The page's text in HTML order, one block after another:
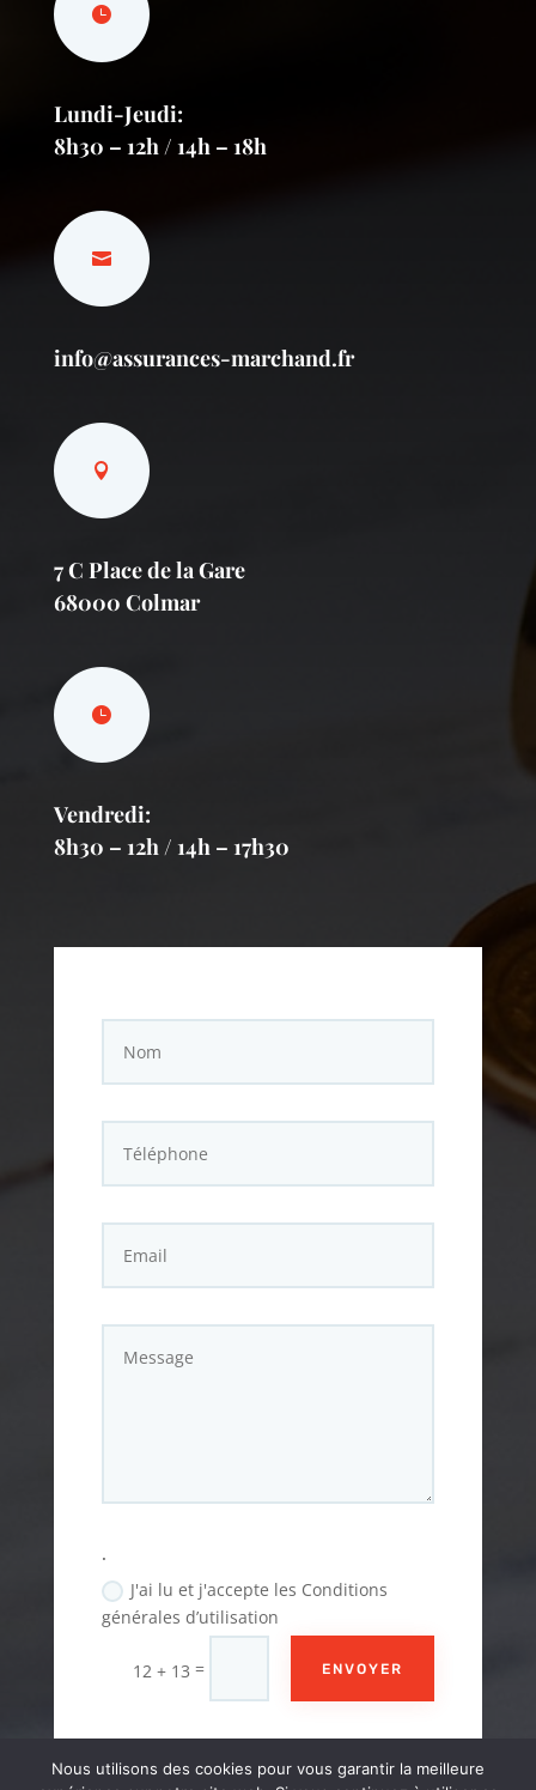
Lundi-Jeudi:
8h30 – 12h / 14h – 18h
info@assurances-marchand.fr
7 C Place de la Gare
68000 Colmar
Vendredi:
8h30 – 12h / 14h – 17h30
.
J'ai lu et j'accepte les Conditions
générales d’utilisation
12 + 13 = ENVOYER
Nous utilisons des cookies pour vous garantir la meilleure